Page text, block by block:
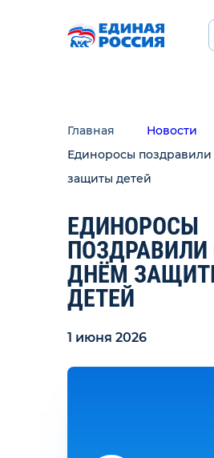
Главная
Новости
Единоросы
защиты детей
ЕДИНОРОСЫ
ПОЗДРАВИЛИ
ДНЁМ
ДЕТЕЙ
1 июня 2026